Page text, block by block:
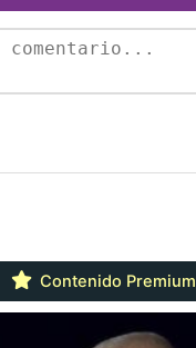
Contenido Premium